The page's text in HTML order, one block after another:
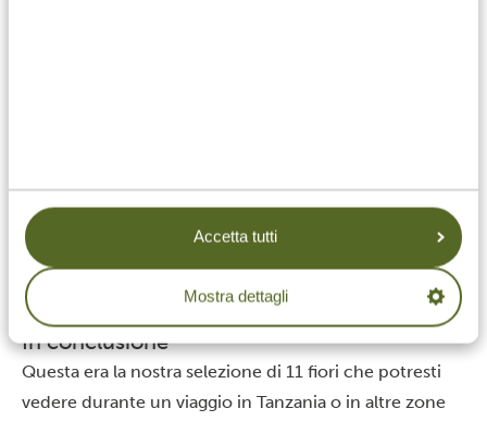
Accetta tutti
Mostra dettagli
zone del Paese.
Si riconosce per i fusti sottili, le foglie verdi e strette e i
fiori di colore rosso. Questi ultimi sono carnosi e
presentano petali tondeggianti, simili a piccoli bulbi,
che spuntano sopra il fogliame.
In conclusione
Questa era la nostra selezione di 11 fiori che potresti
vedere durante un viaggio in Tanzania o in altre zone